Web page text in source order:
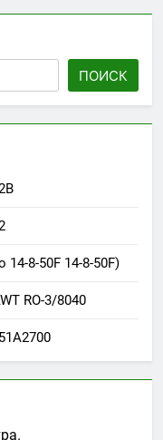
ПОИСК
8-50F 14-8-50F)
RO-3/8040